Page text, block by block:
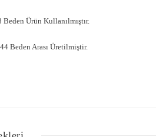
Ürün Kullanılmıştır.
Beden Arası Üretilmiştir.